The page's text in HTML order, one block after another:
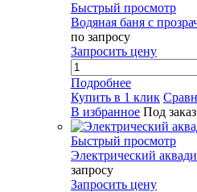
Быстрый просмотр
Водяная баня с
по запросу
Запросить цену
Подробнее
Купить в 1 клик
В избранное Под заказ
Быстрый просмотр
Электрический
запросу
Запросить цену